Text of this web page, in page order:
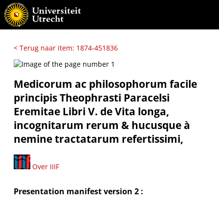
< Terug naar item: 1874-451836
Medicorum ac philosophorum facile
principis Theophrasti Paracelsi
Eremitae Libri V. de Vita longa,
incognitarum rerum & hucusque à
nemine tractatarum refertissimi,
Over IIIF
Presentation manifest version 2 :